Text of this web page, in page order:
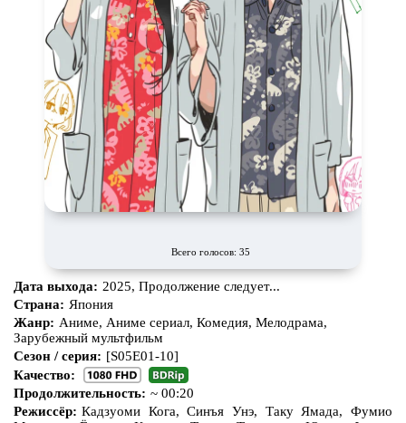
Всего голосов: 35
Дата выхода: 2025, Продолжение следует...
Страна: Япония
Жанр: Аниме, Аниме сериал, Комедия, Мелодрама,
Зарубежный мультфильм
Сезон / серия: [S05E01-10]
Качество:
Продолжительность: ~ 00:20
Режиссёр: Кадзуоми Кога, Синъя Унэ, Таку Ямада, Фумио